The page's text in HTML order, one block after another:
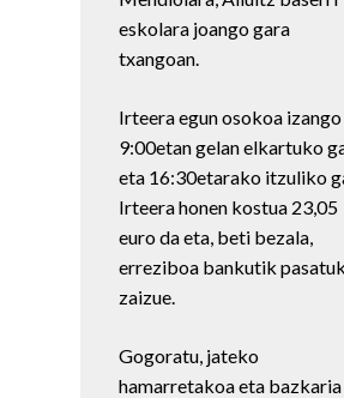
eskolara joango gara
txangoan.
Irteera egun osokoa izango
9:00etan gelan elkartuko
eta 16:30etarako itzuliko
Irteera honen kostua 23,05
euro da eta, beti bezala,
erreziboa bankutik
zaizue.
Gogoratu, jateko
hamarretakoa eta bazkaria